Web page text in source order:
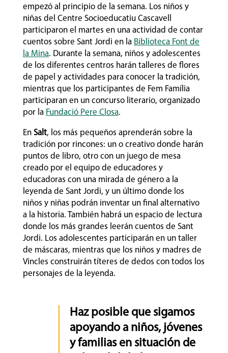
empezó al principio de la semana. Los niños y
niñas del Centre Socioeducatiu Cascavell
participaron el martes en una actividad de contar
cuentos sobre Sant Jordi en la Biblioteca Font de
la Mina. Durante la semana, niños y adolescentes
de los diferentes centros harán talleres de flores
de papel y actividades para conocer la tradición,
mientras que los participantes de Fem Família
participaran en un concurso literario, organizado
por la Fundació Pere Closa.
En Salt, los más pequeños aprenderán sobre la
tradición por rincones: un o creativo donde harán
puntos de libro, otro con un juego de mesa
creado por el equipo de educadores y
educadoras con una mirada de género a la
leyenda de Sant Jordi, y un último donde los
niños y niñas podrán inventar un final alternativo
a la historia. También habrá un espacio de lectura
donde los más grandes leerán cuentos de Sant
Jordi. Los adolescentes participarán en un taller
de máscaras, mientras que los niños y madres de
Vincles construirán títeres de dedos con todos los
personajes de la leyenda.
Haz posible que sigamos
apoyando a niños, jóvenes
y familias en situación de